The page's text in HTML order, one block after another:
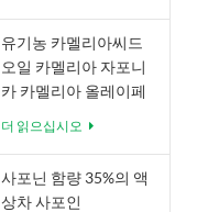
유기농 카멜리아씨드
오일 카멜리아 자포니
카 카멜리아 올레이페
더 읽으십시오
사포닌 함량 35%의 액
상차 사포인